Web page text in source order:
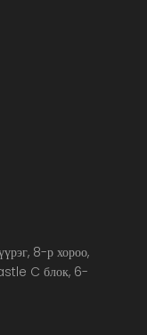
8-р хороо,
C блок, 6-